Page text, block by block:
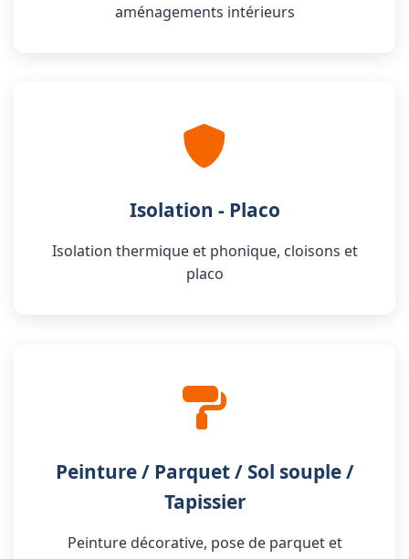
aménagements intérieurs
Isolation - Placo
Isolation thermique et phonique, cloisons et
placo
Peinture / Parquet / Sol souple /
Tapissier
Peinture décorative, pose de parquet et